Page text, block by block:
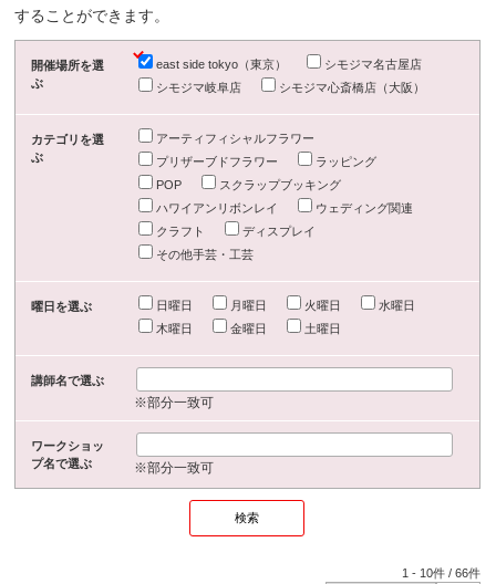
することができます。
開催場所を選
ぶ
east side tokyo（東京）
シモジマ名古屋店
シモジマ岐阜店
シモジマ心斎橋店（大阪）
カテゴリを選
ぶ
アーティフィシャルフラワー
プリザーブドフラワー
ラッピング
POP
スクラップブッキング
ハワイアンリボンレイ
ウェディング関連
クラフト
ディスプレイ
その他手芸・工芸
曜日を選ぶ 日曜日 月曜日 火曜日
水曜日
木曜日
金曜日 土曜日
講師名で選ぶ
※部分一致可
ワークショッ
プ名で選ぶ
※部分一致可
1 - 10件 /66件